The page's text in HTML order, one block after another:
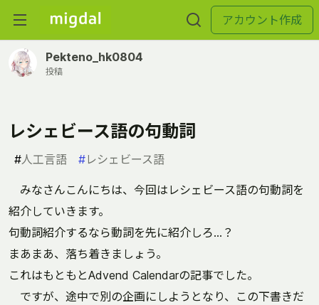
アカウント作成
Pekteno_hk0804
投稿
レシェビース語の句動詞
#人工言語 #レシェビース語
みなさんこんにちは、今回はレシェビース語の句動詞を
紹介していきます。
句動詞紹介するなら動詞を先に紹介しろ...？
まあまあ、落ち着きましょう。
これはもともとAdvend Calendarの記事でした。
ですが、途中で別の企画にしようとなり、この下書きだ